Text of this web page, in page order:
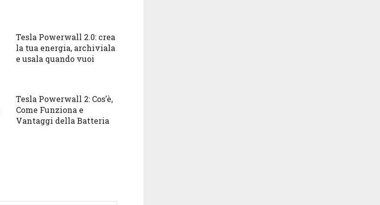
Tesla Powerwall 2.0: crea
la tua energia, archiviala
e usala quando vuoi
Tesla Powerwall 2: Cos’è,
Come Funziona e
Vantaggi della Batteria